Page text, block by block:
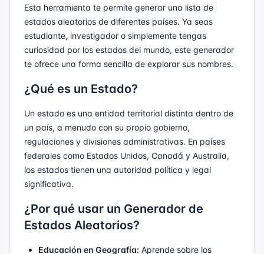
Esta herramienta te permite generar una lista de
estados aleatorios de diferentes países. Ya seas
estudiante, investigador o simplemente tengas
curiosidad por los estados del mundo, este generador
te ofrece una forma sencilla de explorar sus nombres.
¿Qué es un Estado?
Un estado es una entidad territorial distinta dentro de
un país, a menudo con su propio gobierno,
regulaciones y divisiones administrativas. En países
federales como Estados Unidos, Canadá y Australia,
los estados tienen una autoridad política y legal
significativa.
¿Por qué usar un Generador de
Estados Aleatorios?
Educación en Geografía: Aprende sobre los